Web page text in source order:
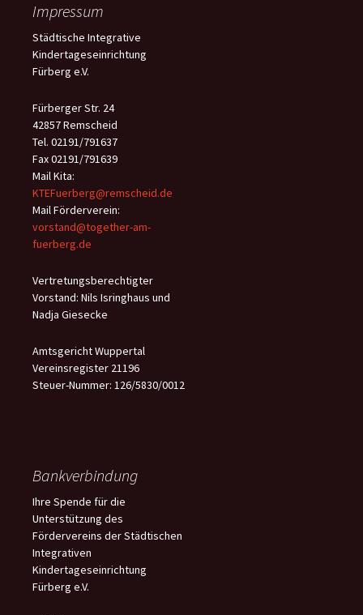
Im Adventskalender waren Socken für mich
Heute habe ich das magische Säckchen und darf den
Adventskalender öffnen
Die Rakete vom Weihnachtsmann ist bei uns ganz
weit abgehoben
Impressum
Städtische Integrative
Kindertageseinrichtung
Fürberg e.V.
Fürberger Str. 24
42857 Remscheid
Tel. 02191/791637
Fax 02191/791639
Mail Kita:
KTEFuerberg@remscheid.de
Mail Förderverein:
vorstand@together-am-
fuerberg.de
Vertretungsberechtigter
Vorstand: Nils Isringhaus und
Nadja Giesecke
Amtsgericht Wuppertal
Vereinsregister 21196
Steuer-Nummer: 126/5830/0012
Bankverbindung
Ihre Spende für die
Unterstützung des
Fördervereins der Städtischen
Integrativen
Kindertageseinrichtung
Fürberg e.V.